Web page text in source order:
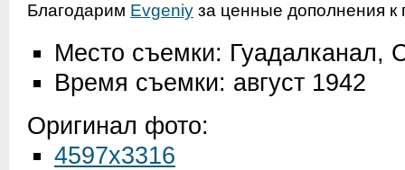
Благодарим Evgeniy за ценные дополнения к
Место съемки: Гуадалканал,
Время съемки: август 1942
Оригинал фото:
4597x3316